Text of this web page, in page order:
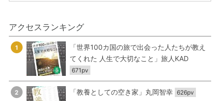
アクセスランキング
1
「世界100カ国の旅で出会った人たちが教え
てくれた 人生で大切なこと」旅人KAD
671pv
2 「教養としての空き家」丸岡智幸 626pv